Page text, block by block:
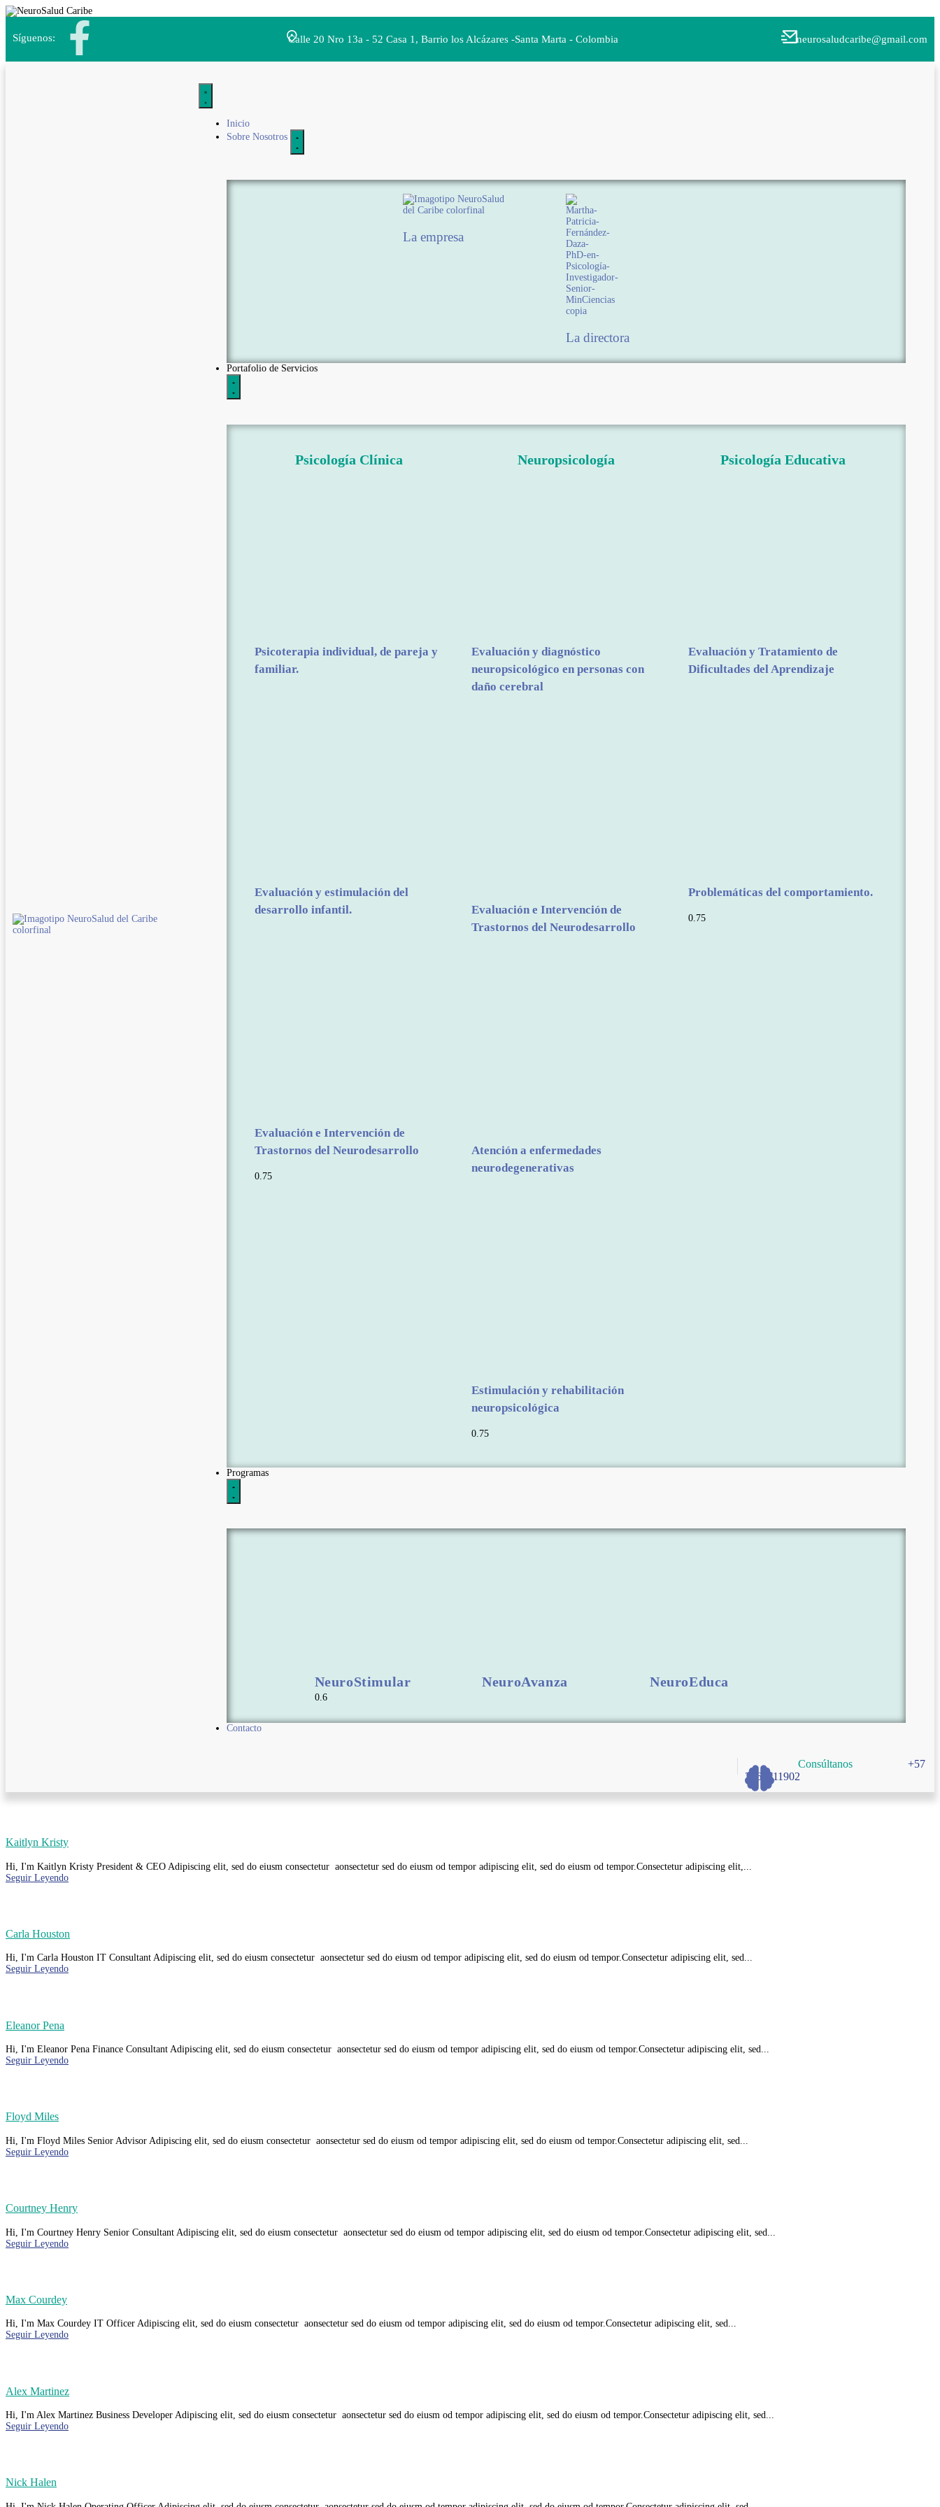
Síguenos: Calle 20 Nro 13a - 52 Casa 1, Barrio los Alcázares -Santa Marta - Colombia neurosaludcaribe@gmail.com
Inicio
Sobre Nosotros
La empresa
La directora
Portafolio de Servicios
Psicología Clínica
Psicoterapia individual, de pareja y
familiar.
Evaluación y estimulación del
desarrollo infantil.
Evaluación e Intervención de
Trastornos del Neurodesarrollo
Neuropsicología
Evaluación y diagnóstico
neuropsicológico en personas con
daño cerebral
Evaluación e Intervención de
Trastornos del Neurodesarrollo
Atención a enfermedades
neurodegenerativas
Estimulación y rehabilitación
neuropsicológica
Psicología Educativa
Evaluación y Tratamiento de
Dificultades del Aprendizaje
Problemáticas del comportamiento.
Programas
NeuroStimular NeuroAvanza NeuroEduca
Contacto
Consúltanos
+57
3166711902
Kaitlyn Kristy
Hi, I'm Kaitlyn Kristy President & CEO Adipiscing elit, sed do eiusm consectetur aonsectetur sed do eiusm od tempor adipiscing elit, sed do eiusm od tempor.Consectetur adipiscing elit,...
Seguir Leyendo
Carla Houston
Hi, I'm Carla Houston IT Consultant Adipiscing elit, sed do eiusm consectetur aonsectetur sed do eiusm od tempor adipiscing elit, sed do eiusm od tempor.Consectetur adipiscing elit, sed...
Seguir Leyendo
Eleanor Pena
Hi, I'm Eleanor Pena Finance Consultant Adipiscing elit, sed do eiusm consectetur aonsectetur sed do eiusm od tempor adipiscing elit, sed do eiusm od tempor.Consectetur adipiscing elit, sed...
Seguir Leyendo
Floyd Miles
Hi, I'm Floyd Miles Senior Advisor Adipiscing elit, sed do eiusm consectetur aonsectetur sed do eiusm od tempor adipiscing elit, sed do eiusm od tempor.Consectetur adipiscing elit, sed...
Seguir Leyendo
Courtney Henry
Hi, I'm Courtney Henry Senior Consultant Adipiscing elit, sed do eiusm consectetur aonsectetur sed do eiusm od tempor adipiscing elit, sed do eiusm od tempor.Consectetur adipiscing elit, sed...
Seguir Leyendo
Max Courdey
Hi, I'm Max Courdey IT Officer Adipiscing elit, sed do eiusm consectetur aonsectetur sed do eiusm od tempor adipiscing elit, sed do eiusm od tempor.Consectetur adipiscing elit, sed...
Seguir Leyendo
Alex Martinez
Hi, I'm Alex Martinez Business Developer Adipiscing elit, sed do eiusm consectetur aonsectetur sed do eiusm od tempor adipiscing elit, sed do eiusm od tempor.Consectetur adipiscing elit, sed...
Seguir Leyendo
Nick Halen